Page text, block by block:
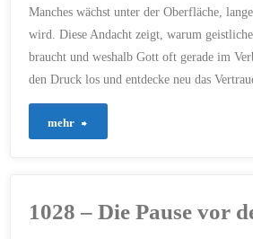
Manches wächst unter der Oberfläche,
wird. Diese Andacht zeigt, warum
braucht und weshalb Gott oft gerade im
den Druck los und entdecke neu das
mehr
1028 – Die Pause vor